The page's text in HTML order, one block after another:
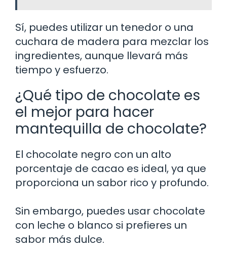
Sí, puedes utilizar un tenedor o una
cuchara de madera para mezclar los
ingredientes, aunque llevará más
tiempo y esfuerzo.
¿Qué tipo de chocolate es
el mejor para hacer
mantequilla de chocolate?
El chocolate negro con un alto
porcentaje de cacao es ideal, ya que
proporciona un sabor rico y profundo.
Sin embargo, puedes usar chocolate
con leche o blanco si prefieres un
sabor más dulce.